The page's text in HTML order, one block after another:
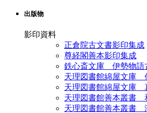
出版物
影印資料
正倉院古文書影印集成
尊経閣善本影印集成
鉄心斎文庫 伊勢物語
天理図書館綿屋文庫
天理図書館綿屋文庫
天理図書館善本叢書
天理図書館善本叢書